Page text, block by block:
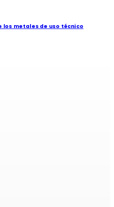
metales de uso técnico